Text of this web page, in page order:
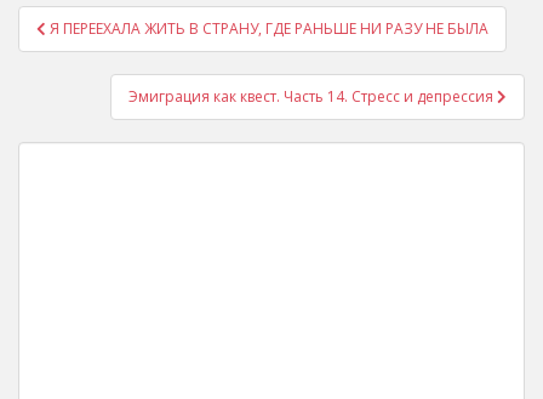
Post
navigation
Я ПЕРЕЕХАЛА ЖИТЬ В СТРАНУ, ГДЕ РАНЬШЕ НИ РАЗУ НЕ БЫЛА
Эмиграция как квест. Часть 14. Стресс и депрессия